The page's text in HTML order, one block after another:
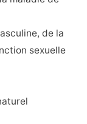
de la
sexuelle